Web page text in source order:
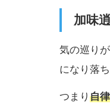
加味
気の巡り
になり落
つまり 自